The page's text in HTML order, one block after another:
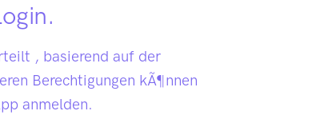
, basierend auf der
Berechtigungen kÃ¶nnen
anmelden.